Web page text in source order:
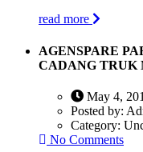
read more
AGENSPARE
CADANG TRUK
May 4,
Posted by:
Category:
No Comments